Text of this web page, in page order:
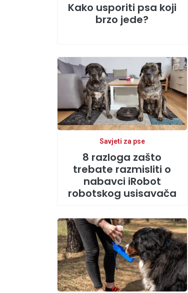
Kako usporiti psa koji
brzo jede?
Savjeti za pse
8 razloga zašto
trebate razmisliti o
nabavci iRobot
robotskog usisavača